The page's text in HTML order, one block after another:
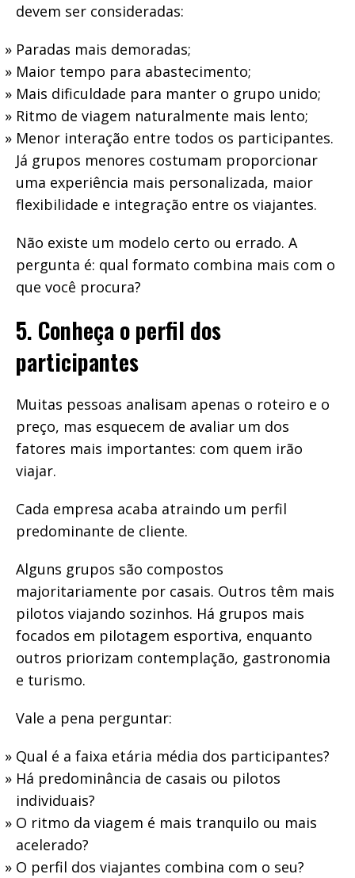
devem ser consideradas:
Paradas mais demoradas;
Maior tempo para abastecimento;
Mais dificuldade para manter o grupo unido;
Ritmo de viagem naturalmente mais lento;
Menor interação entre todos os participantes.
Já grupos menores costumam proporcionar
uma experiência mais personalizada, maior
flexibilidade e integração entre os viajantes.
Não existe um modelo certo ou errado. A
pergunta é: qual formato combina mais com o
que você procura?
5. Conheça o perfil dos
participantes
Muitas pessoas analisam apenas o roteiro e o
preço, mas esquecem de avaliar um dos
fatores mais importantes: com quem irão
viajar.
Cada empresa acaba atraindo um perfil
predominante de cliente.
Alguns grupos são compostos
majoritariamente por casais. Outros têm mais
pilotos viajando sozinhos. Há grupos mais
focados em pilotagem esportiva, enquanto
outros priorizam contemplação, gastronomia
e turismo.
Vale a pena perguntar:
Qual é a faixa etária média dos participantes?
Há predominância de casais ou pilotos
individuais?
O ritmo da viagem é mais tranquilo ou mais
acelerado?
O perfil dos viajantes combina com o seu?